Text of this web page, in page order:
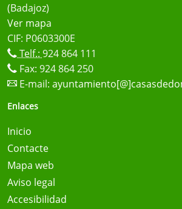
(Badajoz)
Ver mapa
CIF: P0603300E
Telf.: 924 864 111
Fax: 924 864 250
E-mail:
Enlaces
Inicio
Contacte
Mapa web
Aviso legal
Accesibilidad